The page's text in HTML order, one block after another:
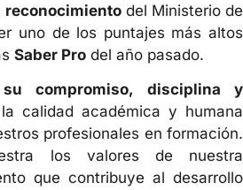
reconocimiento del Ministerio de
uno de los puntajes más altos
Saber Pro del año pasado.
compromiso, disciplina y
calidad académica y humana
profesionales en formación.
los valores de nuestra
que contribuye al desarrollo